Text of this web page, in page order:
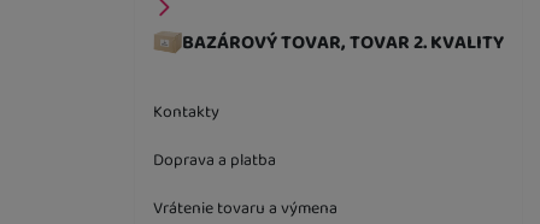
BAZÁROVÝ TOVAR, TOVAR 2. KVALITY
Kontakty
Doprava a platba
Vrátenie tovaru a výmena